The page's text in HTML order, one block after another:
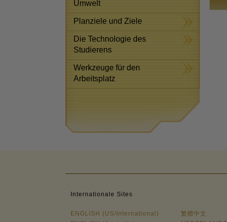
Umwelt
Planziele und Ziele
Die Technologie des
Studierens
Werkzeuge für den
Arbeitsplatz
Internationale Sites
ENGLISH (US/International)
繁體中文